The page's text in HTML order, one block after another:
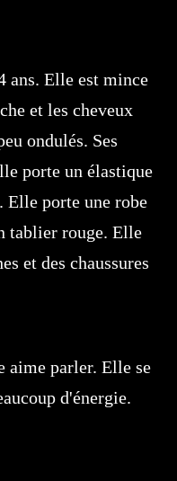
ans. Elle est mince
et les cheveux
ondulés. Ses
porte un élastique
Elle porte une robe
tablier rouge. Elle
et des chaussures
aime parler. Elle se
d'énergie.